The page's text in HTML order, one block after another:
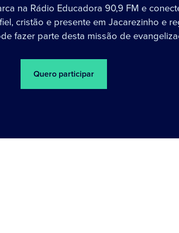
na Rádio Educadora 90,9 FM e
cristão e presente em Jacarezinho e
fazer parte desta missão de
Quero participar